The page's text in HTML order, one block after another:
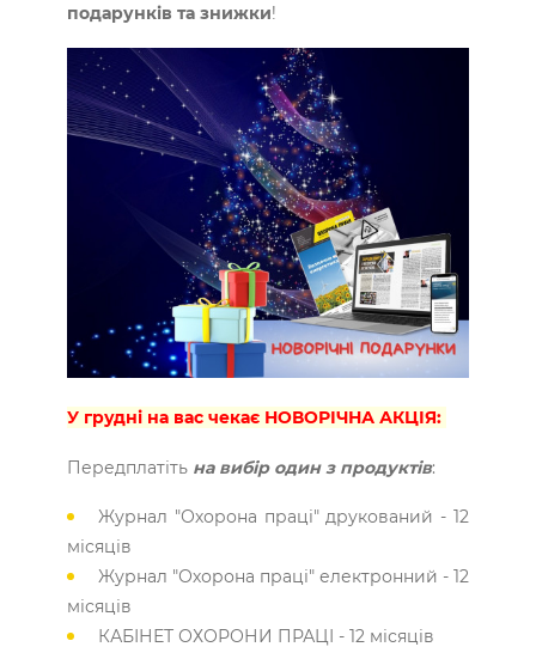
подарунків та знижки!
У грудні на вас чекає НОВОРІЧНА АКЦІЯ:
Передплатіть на вибір один з продуктів:
Журнал "Охорона праці" друкований - 12
місяців
Журнал "Охорона праці" електронний - 12
місяців
КАБІНЕТ ОХОРОНИ ПРАЦІ - 12 місяців